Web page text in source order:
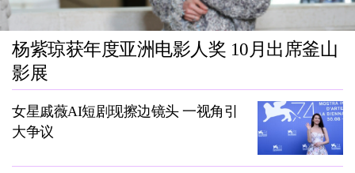
杨紫琼获年度亚洲电影人奖 10月出席釜山
影展
女星戚薇AI短剧现擦边镜头 一视角引
大争议